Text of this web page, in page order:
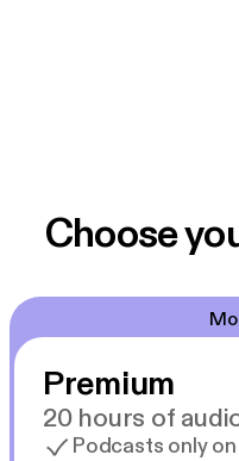
Choose
Premium
20 hours of
Podcasts only